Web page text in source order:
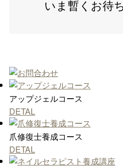
いま暫くお待
アップジェルコース
DETAL
爪修復士養成コース
DETAL